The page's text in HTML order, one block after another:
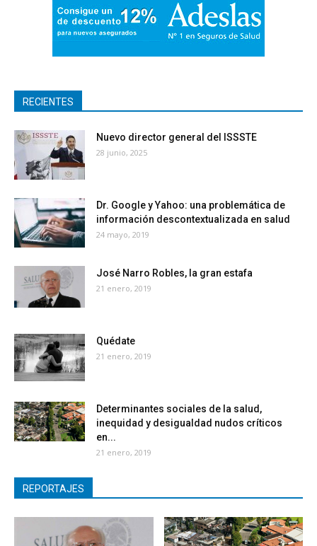
RECIENTES
Nuevo director general del ISSSTE
28 junio, 2025
Dr. Google y Yahoo: una problemática de
información descontextualizada en salud
24 mayo, 2019
José Narro Robles, la gran estafa
21 enero, 2019
Quédate
21 enero, 2019
Determinantes sociales de la salud,
inequidad y desigualdad nudos críticos
en...
21 enero, 2019
REPORTAJES